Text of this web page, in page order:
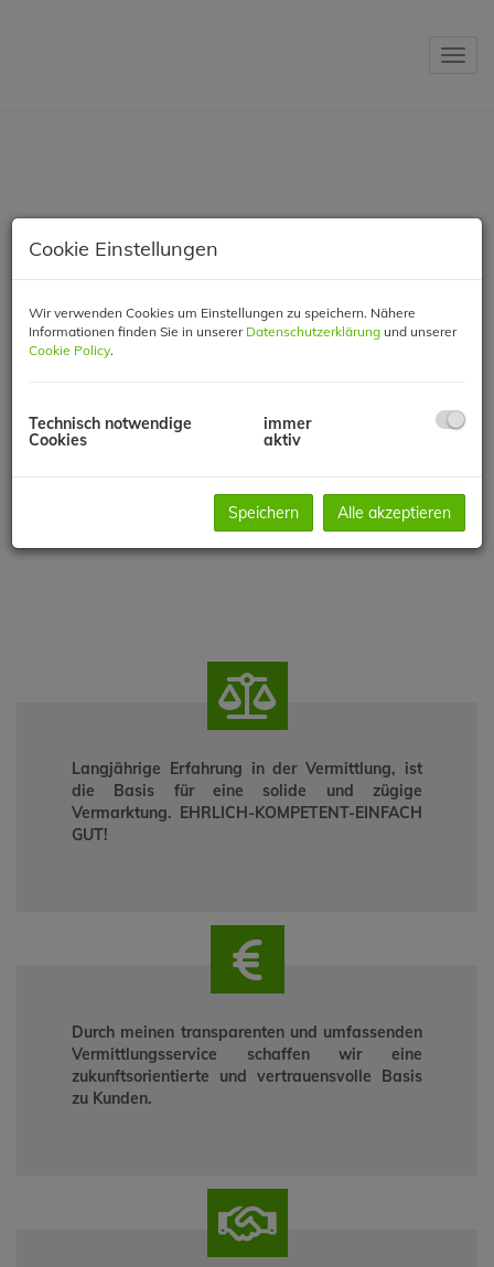
Herzlich
bei ERKO
Immobilien
Langjährige Erfahrung in der Vermittlung, ist
die Basis für eine solide und zügige
Vermarktung. EHRLICH-KOMPETENT-EINFACH
GUT!
Durch meinen transparenten und umfassenden
Vermittlungsservice schaffen wir eine
zukunftsorientierte und vertrauensvolle Basis
zu Kunden.
Cookie Einstellungen
Wir verwenden Cookies um Einstellungen zu speichern. Nähere
Informationen finden Sie in unserer Datenschutzerklärung und unserer
Cookie Policy.
Technisch notwendige
Cookies
immer
aktiv
Speichern Alle akzeptieren